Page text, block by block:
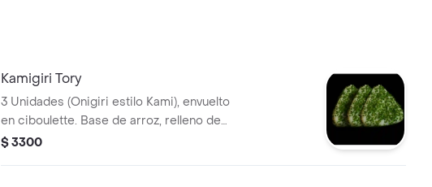
Kamigiri Tory
3 Unidades (Onigiri estilo Kami), envuelto
en ciboulette. Base de arroz, relleno de
queso crema y pollo (sin nori).
$ 3300